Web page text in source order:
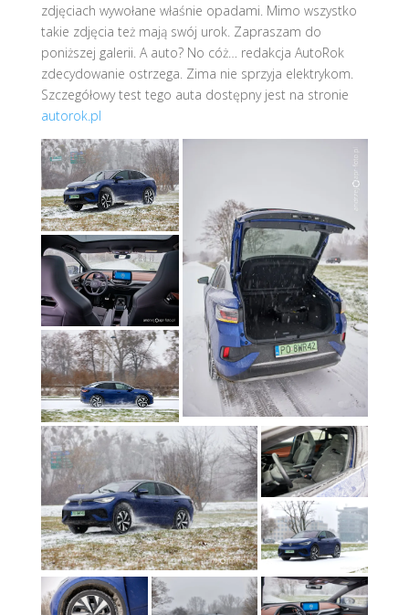
zdjęciach wywołane właśnie opadami. Mimo wszystko
takie zdjęcia też mają swój urok. Zapraszam do
poniższej galerii. A auto? No cóż… redakcja AutoRok
zdecydowanie ostrzega. Zima nie sprzyja elektrykom.
Szczegółowy test tego auta dostępny jest na stronie
autorok.pl